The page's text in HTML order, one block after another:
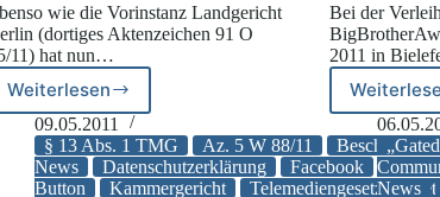
like“
wie die Vorinstanz Landgericht
(dortiges Aktenzeichen 91 O
11) hat nun…
Weiterlesen
Beschluss
des
Kammergericht
zum
Facebook-
09.05.2011
§ 13 Abs. 1 TMG
Az. 5 W 88/11 Beschluss
News
Datenschutzerklärung Facebook
Button
Kammergericht Telemediengesetz
Bei der
2011 in
mit
„Gated
News